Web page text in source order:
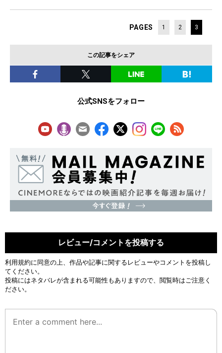
PAGES 1 2 3
この記事をシェア
公式SNSをフォロー
レビュー/コメントを投稿する
利用規約に同意の上、作品や記事に関するレビューやコメントを投稿し
てください。
投稿にはネタバレが含まれる可能性もありますので、閲覧時はご注意く
ださい。